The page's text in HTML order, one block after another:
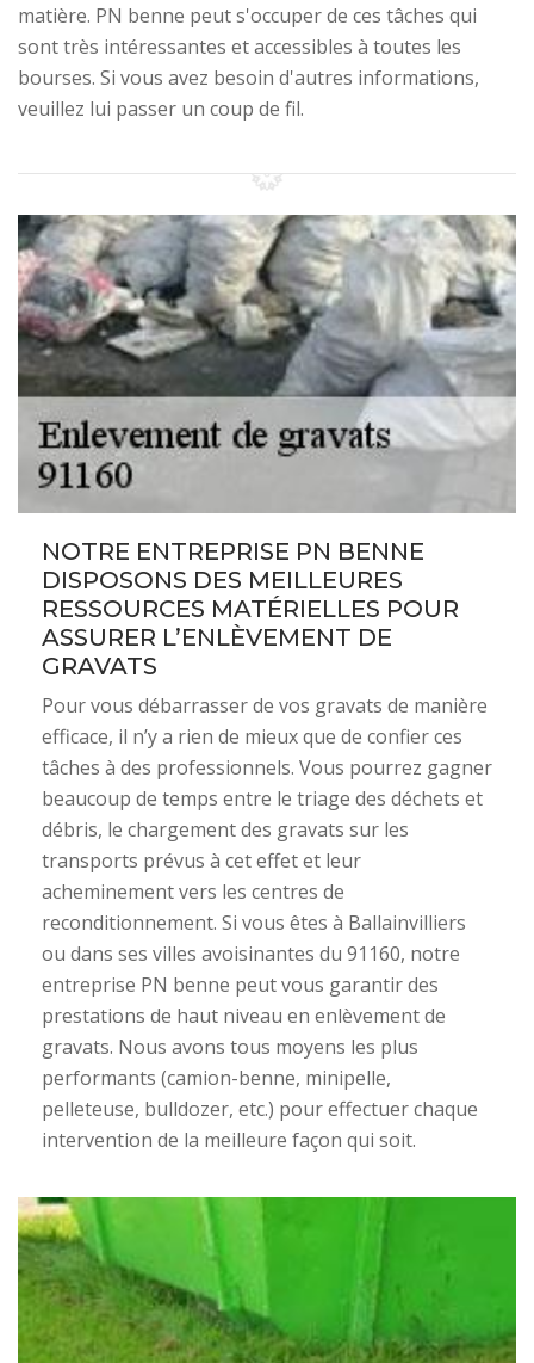
matière. PN benne peut s'occuper de ces tâches qui
sont très intéressantes et accessibles à toutes les
bourses. Si vous avez besoin d'autres informations,
veuillez lui passer un coup de fil.
NOTRE ENTREPRISE PN BENNE
DISPOSONS DES MEILLEURES
RESSOURCES MATÉRIELLES POUR
ASSURER L’ENLÈVEMENT DE
GRAVATS
Pour vous débarrasser de vos gravats de manière
efficace, il n’y a rien de mieux que de confier ces
tâches à des professionnels. Vous pourrez gagner
beaucoup de temps entre le triage des déchets et
débris, le chargement des gravats sur les
transports prévus à cet effet et leur
acheminement vers les centres de
reconditionnement. Si vous êtes à Ballainvilliers
ou dans ses villes avoisinantes du 91160, notre
entreprise PN benne peut vous garantir des
prestations de haut niveau en enlèvement de
gravats. Nous avons tous moyens les plus
performants (camion-benne, minipelle,
pelleteuse, bulldozer, etc.) pour effectuer chaque
intervention de la meilleure façon qui soit.